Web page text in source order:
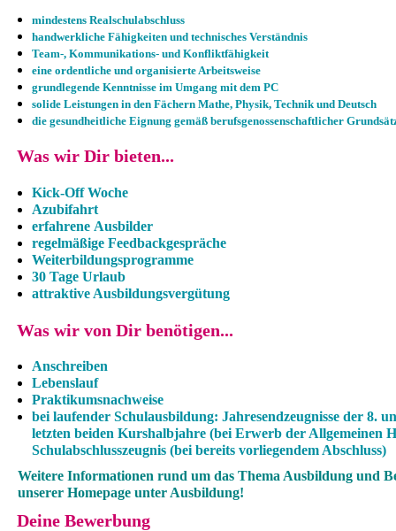
mindestens Realschulabschluss
handwerkliche Fähigkeiten und technisches Verständnis
Team-, Kommunikations- und Konfliktfähigkeit
eine ordentliche und organisierte Arbeitsweise
grundlegende Kenntnisse im Umgang mit dem PC
solide Leistungen in den Fächern Mathe, Physik, Technik und Deutsch
die gesundheitliche Eignung gemäß berufsgenossenschaftlicher
Was wir Dir bieten...
Kick-Off Woche
Azubifahrt
erfahrene Ausbilder
regelmäßige Feedbackgespräche
Weiterbildungsprogramme
30 Tage Urlaub
attraktive Ausbildungsvergütung
Was wir von Dir benötigen...
Anschreiben
Lebenslauf
Praktikumsnachweise
bei laufender Schulausbildung: Jahresendzeugnisse der 8.
letzten beiden Kurshalbjahre (bei Erwerb der Allgemeinen
Schulabschlusszeugnis (bei bereits vorliegendem Abschluss)
Weitere Informationen rund um das Thema Ausbildung und
unserer Homepage unter Ausbildung!
Deine Bewerbung